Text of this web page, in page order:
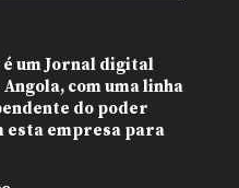
é um Jornal digital
com uma linha
do poder
esta empresa para